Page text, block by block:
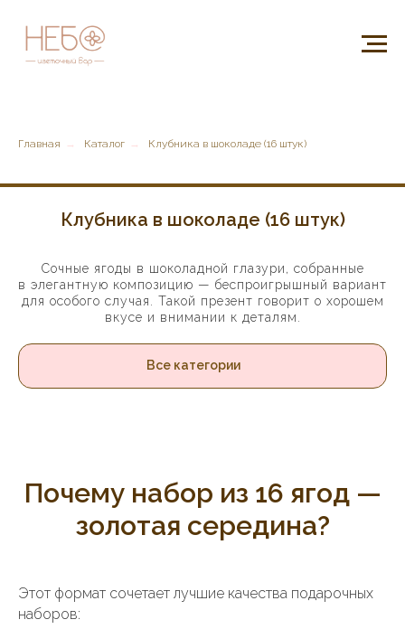
Главная → Каталог → Клубника в шоколаде (16 штук)
Клубника в шоколаде (16 штук)
Сочные ягоды в шоколадной глазури, собранные
в элегантную композицию — беспроигрышный вариант
для особого случая. Такой презент говорит о хорошем
вкусе и внимании к деталям.
Все категории
Почему набор из 16 ягод —
золотая середина?
Этот формат сочетает лучшие качества подарочных
наборов: